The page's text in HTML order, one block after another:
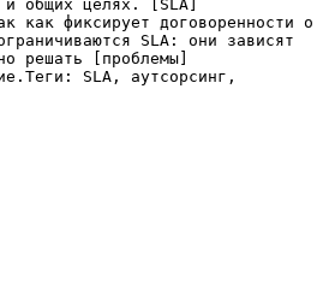
целях. [SLA]
фиксирует договоренности о
SLA: они зависят
[проблемы]
SLA, аутсорсинг,